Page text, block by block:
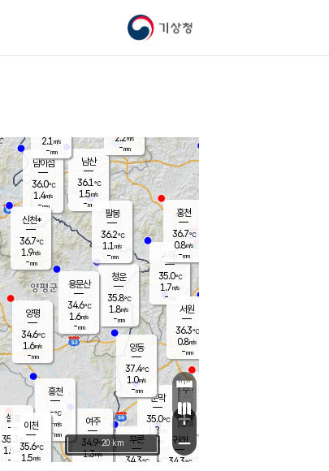
기상청
문막
35.0℃
1.8
mm
남이섬
36.0℃
1.4m/s
-mm
부론
34.3℃
남산
36.1℃
1.5m/s
-mm
청운
35.8℃
1.8m/s
-mm
팔봉
36.2℃
1.1 m/s
-mm
여주
34.9℃
1.3m/s
양동
37.4℃
1.0m/s
-mm
2.1 m/s
-mm
신천*
36.7℃
1.9m/s
-mm
흥천
-℃
-m/s
-mm
설봉
35.3
1.5 m/s
- mm
시동
35.0℃
1.7m/s
- mm
귀래
34.3℃
서원
36.3℃
0.8m/s
-mm
용문산
34.6℃
1.6m/s
-mm
홍천
36.7℃
0.8m/s
-mm
이천
35.6℃
1.5m/s
양평
34.6℃
1.6m/s
-mm
2.2m/s
-mm
+
−
20 km